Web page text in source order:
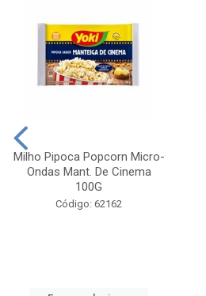
Milho Pipoca Popcorn Micro-
Ondas Mant. De Cinema
100G
Código: 62162